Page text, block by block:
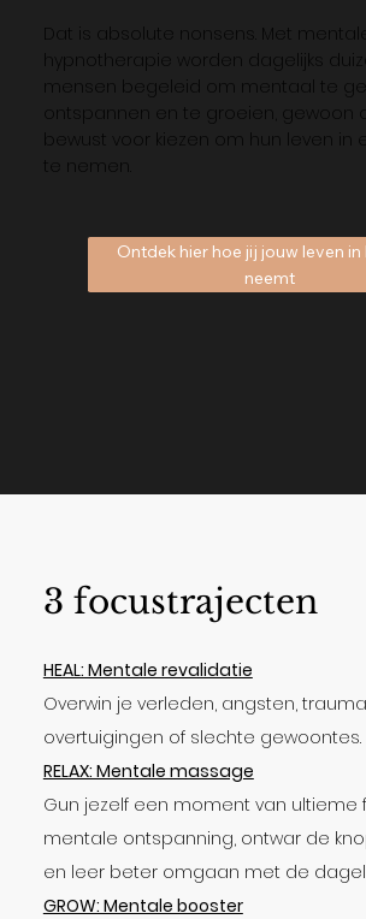
Dat is absolute nonsens. Met
hypnotherapie worden dagelijks
mensen begeleid om mentaal te
ontspannen en te groeien, gewoon
bewust voor kiezen om hun leven in
te nemen.
Ontdek hier hoe jij jouw leven in
neemt
3 focustrajecten
HEAL: Mentale revalidatie
Overwin je verleden, angsten,
overtuigingen of slechte gewoontes.
RELAX: Mentale massage
Gun jezelf een moment van ultieme
mentale ontspanning, ontwar de
en leer beter omgaan met de
GROW: Mentale booster